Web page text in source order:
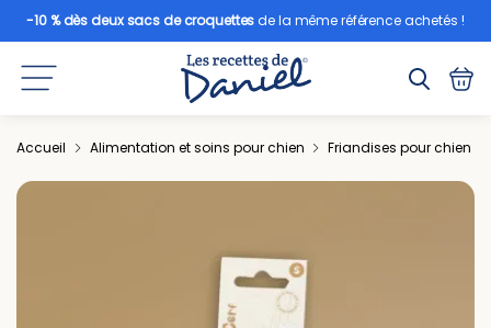
-10 % dès deux sacs de croquettesde la même référence achetés !
Accueil Alimentation et soins pour chien Friandises pour chien